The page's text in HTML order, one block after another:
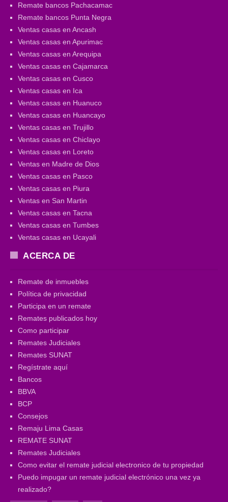
Remate bancos Pachacamac
Remate bancos Punta Negra
Ventas casas en Ancash
Ventas casas en Apurimac
Ventas casas en Arequipa
Ventas casas en Cajamarca
Ventas casas en Cusco
Ventas casas en Ica
Ventas casas en Huanuco
Ventas casas en Huancayo
Ventas casas en Trujillo
Ventas casas en Chiclayo
Ventas casas en Loreto
Ventas en Madre de Dios
Ventas casas en Pasco
Ventas casas en Piura
Ventas en San Martin
Ventas casas en Tacna
Ventas casas en Tumbes
Ventas casas en Ucayali
ACERCA DE
Remate de inmuebles
Política de privacidad
Participa en un remate
Remates publicados hoy
Como participar
Remates Judiciales
Remates SUNAT
Regístrate aquí
Bancos
BBVA
BCP
Consejos
Remaju Lima Casas
REMATE SUNAT
Remates Judiciales
Como evitar el remate judicial electronico de tu propiedad
Puedo impugar un remate judicial electrónico una vez ya
realizado?